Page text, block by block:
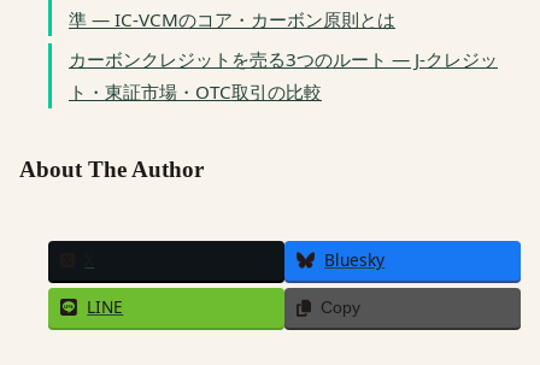
準 — IC-VCMのコア・カーボン原則とは
カーボンクレジットを売る3つのルート — J-クレジッ
ト・東証市場・OTC取引の比較
About The Author
Bluesky
LINE Copy